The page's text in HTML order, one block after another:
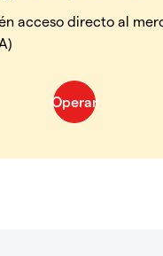
acceso directo al